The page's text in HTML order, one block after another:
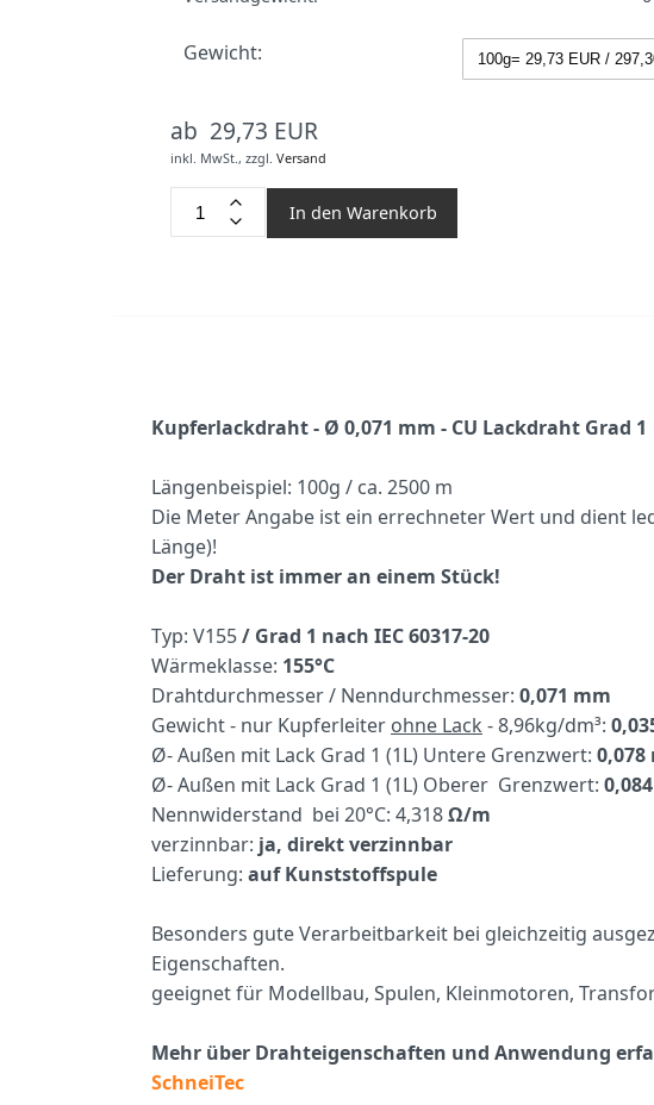
Gewicht:
ab 29,73 EUR
inkl. MwSt., zzgl. Versand
In den Warenkorb
Kupferlackdraht - Ø 0,071 mm - CU Lackdraht Grad 1
Längenbeispiel: 100g / ca. 2500 m
Die Meter Angabe ist ein errechneter Wert und dient
Länge)!
Der Draht ist immer an einem Stück!
Typ: V155/ Grad 1 nach IEC 60317-20
Wärmeklasse: 155°C
Drahtdurchmesser / Nenndurchmesser: 0,071 mm
Gewicht - nur Kupferleiter ohne Lack - 8,96kg/dm³:
Ø- Außen mit Lack Grad 1 (1L) Untere Grenzwert: 0,078
Ø- Außen mit Lack Grad 1 (1L) Oberer Grenzwert:
Nennwiderstand bei 20°C: 4,318Ω/m
verzinnbar: ja, direkt verzinnbar
Lieferung: auf Kunststoffspule
Besonders gute Verarbeitbarkeit bei gleichzeitig
Eigenschaften.
geeignet für Modellbau, Spulen, Kleinmotoren,
Mehr über Drahteigenschaften und Anwendung
SchneiTec